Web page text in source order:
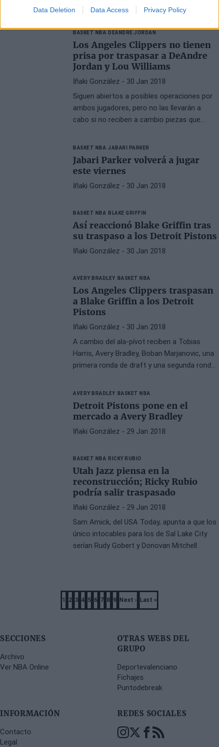
Data Deletion Data Access Privacy Policy
Iñaki González - 30 Jan 2018
BASKET NBA DEANDRE JORDAN
Los Angeles Clippers no tienen
prisa por traspasar a DeAndre
Jordan y Lou Williams
Iñaki González - 30 Jan 2018
Siguen abiertos a posibles operaciones por
ambos jugadores, pero no las llevarán a
cabo si no reciben a cambio piezas que
BASKET NBA JABARI PARKER
Jabari Parker volverá a jugar
este viernes
Iñaki González - 30 Jan 2018
BASKET NBA BLAKE GRIFFIN
Así reaccionó Blake Griffin tras
su traspaso a los Detroit Pistons
Iñaki González - 30 Jan 2018
AVERY BRADLEY BASKET NBA
Los Angeles Clippers traspasan
a Blake Griffin a los Detroit
Pistons
Iñaki González - 30 Jan 2018
A cambio del ala-pívot reciben a Tobias
Harris, Avery Bradley, Boban Marjanovic, una
primera ronda de draft y una segunda ronda
AVERY BRADLEY BASKET NBA
Detroit Pistons pone en el
mercado a Avery Bradley
Iñaki González - 29 Jan 2018
BASKET NBA RICKY RUBIO
Utah Jazz piensa en la
reconstrucción; Ricky Rubio
podría salir traspasado
Iñaki González - 29 Jan 2018
Sam Amick, del USA Today, apunta a que los
único intocables para los de Sal Lake City
serían Rudy Gobert y Donovan Mitchell.
Pagination
Página
1
Página
2
Página
3
Página
4
Página
5
Página
6
Página
7
Página
8
Página
9
Next
Next ›
Last
Last »
SECCIONES
Archivo
Ver NBA Online
OTRAS WEBS DEL
GRUPO
Deportevalenciano
Fichajes
Puntodebreak
INFORMACIÓN
Contacto
Legal
REDES SOCIALES